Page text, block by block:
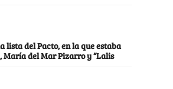
lista del Pacto, en la que estaba
María del Mar Pizarro y “Lalis